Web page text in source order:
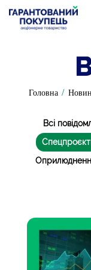
Головна /
Всі